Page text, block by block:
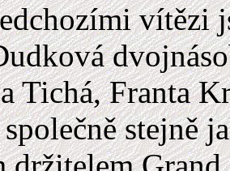
vítězi
Tichá, Franta
stejně